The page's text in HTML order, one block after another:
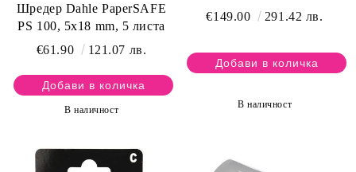
Шредер Dahle PaperSAFE
PS 100, 5х18 mm, 5 листа
€61.90
121.07 лв.
В наличност
€149.00 291.42 лв.
В наличност